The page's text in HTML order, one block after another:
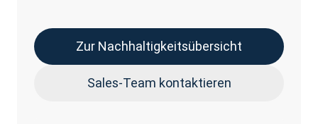
Zur Nachhaltigkeitsübersicht
Sales-Team kontaktieren